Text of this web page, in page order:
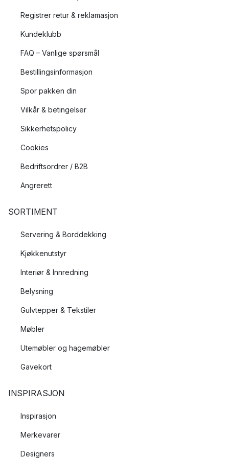
Registrer retur & reklamasjon
Kundeklubb
FAQ – Vanlige spørsmål
Bestillingsinformasjon
Spor pakken din
Vilkår & betingelser
Sikkerhetspolicy
Cookies
Bedriftsordrer / B2B
Angrerett
SORTIMENT
Servering & Borddekking
Kjøkkenutstyr
Interiør & Innredning
Belysning
Gulvtepper & Tekstiler
Møbler
Utemøbler og hagemøbler
Gavekort
INSPIRASJON
Inspirasjon
Merkevarer
Designers